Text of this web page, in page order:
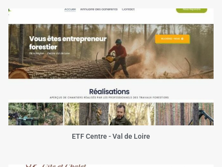
ETF Centre - Val de Loire